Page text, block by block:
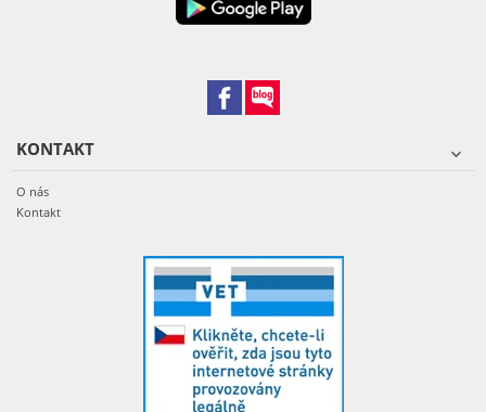
KONTAKT
O nás
Kontakt